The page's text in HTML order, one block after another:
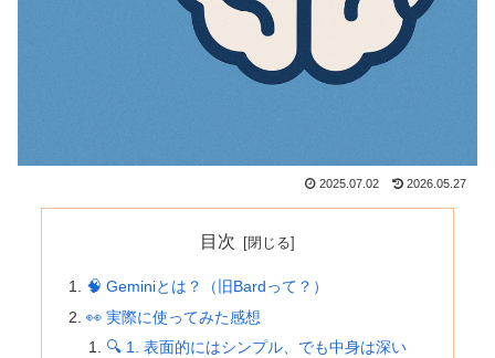
2025.07.02 2026.05.27
目次
🧠 Geminiとは？（旧Bardって？）
👀 実際に使ってみた感想
🔍 1. 表面的にはシンプル、でも中身は深い